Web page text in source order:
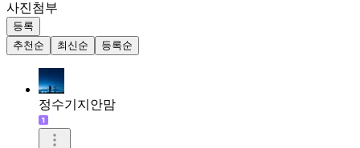
사진첨부
등록
추천순
최신순 등록순
정수기지안맘